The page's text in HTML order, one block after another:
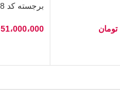
تومان
برجسته کد 15008
51،000،000